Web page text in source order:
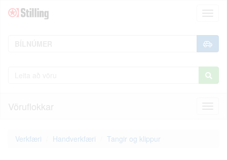
Vöruflokkar
Verkfæri Handverkfæri Tangir og klippur